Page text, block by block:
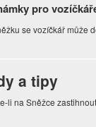
pro
se vozíčkář může
a tipy
li na Sněžce